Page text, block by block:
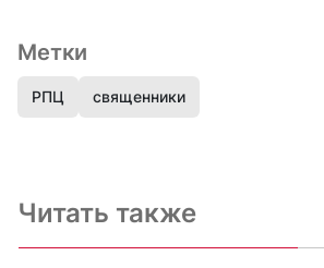
Метки
РПЦ священники
Читать также